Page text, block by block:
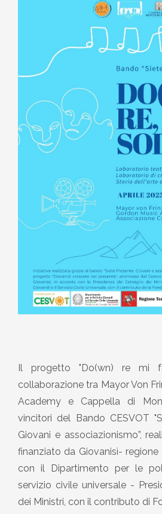
Il progetto "Do(wn) re mi
collaborazione tra Mayor Von
Academy e Cappella di
vincitori del Bando CESVOT
Giovani e associazionismo”,
finanziato da Giovanisì-
con il Dipartimento per le
servizio civile universale -
dei Ministri, con il contributo di